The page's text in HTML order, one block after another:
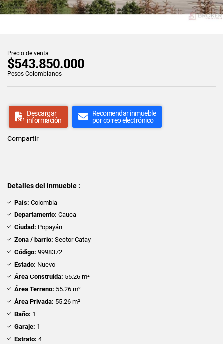
Precio de venta
$543.850.000
Pesos Colombianos
Descargar
información
Recomendar inmueble
por correo electrónico
Compartir
Detalles del inmueble :
País: Colombia
Departamento: Cauca
Ciudad: Popayán
Zona / barrio: Sector Catay
Código: 9998372
Estado: Nuevo
Área Construida: 55.26 m²
Área Terreno: 55.26 m²
Área Privada: 55.26 m²
Baño: 1
Garaje: 1
Estrato: 4